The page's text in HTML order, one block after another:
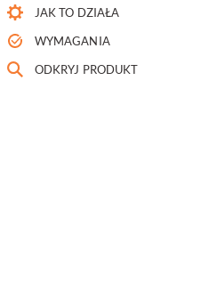
JAK TO DZIAŁA
WYMAGANIA
ODKRYJ PRODUKT